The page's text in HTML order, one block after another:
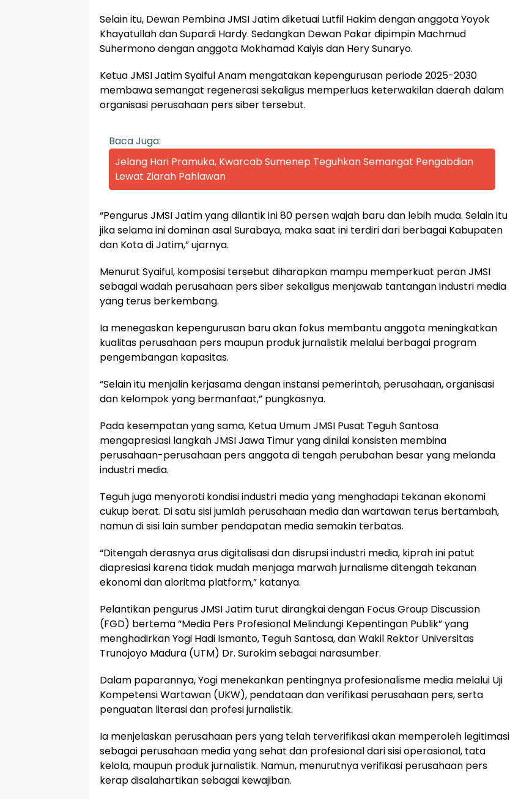
Selain itu, Dewan Pembina JMSI Jatim diketuai Lutfil Hakim dengan anggota Yoyok
Khayatullah dan Supardi Hardy. Sedangkan Dewan Pakar dipimpin Machmud
Suhermono dengan anggota Mokhamad Kaiyis dan Hery Sunaryo.
Ketua JMSI Jatim Syaiful Anam mengatakan kepengurusan periode 2025-2030
membawa semangat regenerasi sekaligus memperluas keterwakilan daerah dalam
organisasi perusahaan pers siber tersebut.
Baca Juga:
Jelang Hari Pramuka, Kwarcab Sumenep Teguhkan Semangat Pengabdian
Lewat Ziarah Pahlawan
“Pengurus JMSI Jatim yang dilantik ini 80 persen wajah baru dan lebih muda. Selain itu
jika selama ini dominan asal Surabaya, maka saat ini terdiri dari berbagai Kabupaten
dan Kota di Jatim,” ujarnya.
Menurut Syaiful, komposisi tersebut diharapkan mampu memperkuat peran JMSI
sebagai wadah perusahaan pers siber sekaligus menjawab tantangan industri media
yang terus berkembang.
Ia menegaskan kepengurusan baru akan fokus membantu anggota meningkatkan
kualitas perusahaan pers maupun produk jurnalistik melalui berbagai program
pengembangan kapasitas.
“Selain itu menjalin kerjasama dengan instansi pemerintah, perusahaan, organisasi
dan kelompok yang bermanfaat,” pungkasnya.
Pada kesempatan yang sama, Ketua Umum JMSI Pusat Teguh Santosa
mengapresiasi langkah JMSI Jawa Timur yang dinilai konsisten membina
perusahaan-perusahaan pers anggota di tengah perubahan besar yang melanda
industri media.
Teguh juga menyoroti kondisi industri media yang menghadapi tekanan ekonomi
cukup berat. Di satu sisi jumlah perusahaan media dan wartawan terus bertambah,
namun di sisi lain sumber pendapatan media semakin terbatas.
“Ditengah derasnya arus digitalisasi dan disrupsi industri media, kiprah ini patut
diapresiasi karena tidak mudah menjaga marwah jurnalisme ditengah tekanan
ekonomi dan aloritma platform,” katanya.
Pelantikan pengurus JMSI Jatim turut dirangkai dengan Focus Group Discussion
(FGD) bertema “Media Pers Profesional Melindungi Kepentingan Publik” yang
menghadirkan Yogi Hadi Ismanto, Teguh Santosa, dan Wakil Rektor Universitas
Trunojoyo Madura (UTM) Dr. Surokim sebagai narasumber.
Dalam paparannya, Yogi menekankan pentingnya profesionalisme media melalui Uji
Kompetensi Wartawan (UKW), pendataan dan verifikasi perusahaan pers, serta
penguatan literasi dan profesi jurnalistik.
Ia menjelaskan perusahaan pers yang telah terverifikasi akan memperoleh legitimasi
sebagai perusahaan media yang sehat dan profesional dari sisi operasional, tata
kelola, maupun produk jurnalistik. Namun, menurutnya verifikasi perusahaan pers
kerap disalahartikan sebagai kewajiban.